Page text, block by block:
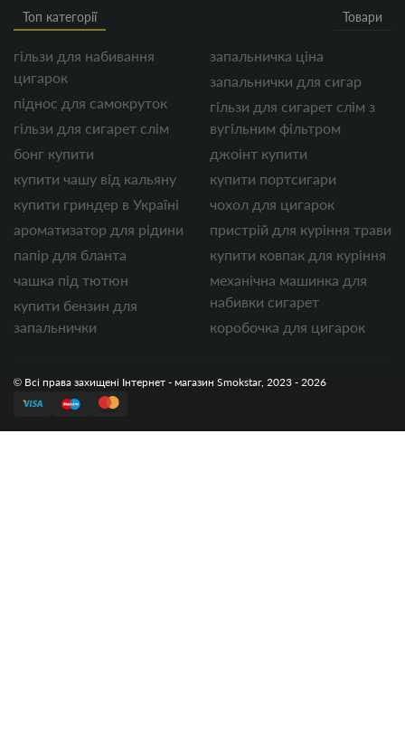
Топ категорії Товари
гільзи для набивання
цигарок
піднос для самокруток
гільзи для сигарет слім
бонг купити
купити чашу від кальяну
купити гриндер в Україні
ароматизатор для рідини
папір для бланта
чашка під тютюн
купити бензин для
запальнички
запальничка ціна
запальнички для сигар
гільзи для сигарет слім з
вугільним фільтром
джоінт купити
купити портсигари
чохол для цигарок
пристрій для куріння трави
купити ковпак для куріння
механічна машинка для
набивки сигарет
коробочка для цигарок
© Всі права захищені Інтернет - магазин Smokstar, 2023 - 2026